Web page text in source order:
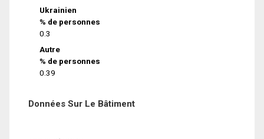
Ukrainien
% de personnes
0.3
Autre
% de personnes
0.39
Données Sur Le Bâtiment